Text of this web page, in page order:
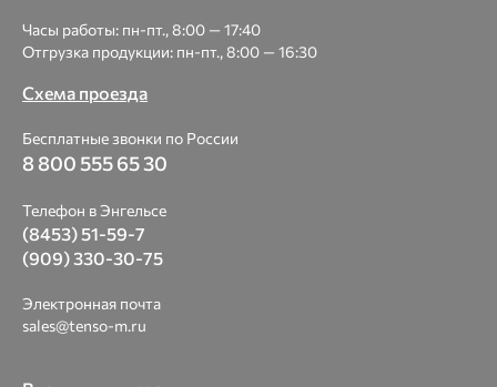
Часы работы: пн-пт., 8:00 — 17:40
Отгрузка продукции: пн-пт., 8:00 — 16:30
Схема проезда
Бесплатные звонки по России
8 800 555 65 30
Телефон в Энгельсе
(8453) 51-59-7
(909) 330-30-75
Электронная почта
sales@tenso-m.ru